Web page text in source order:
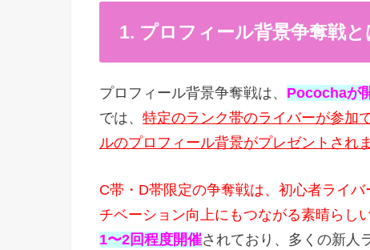
1. プロフィール背景争奪戦と
プロフィール背景争奪戦は、 Pocochaが
では、 特定のランク帯のライバーが参加
ルのプロフィール背景がプレゼントされま
C帯・D帯限定の争奪戦は、初心者ライ
チベーション向上にもつながる素晴らし
1〜2回程度開催されており、多くの新人